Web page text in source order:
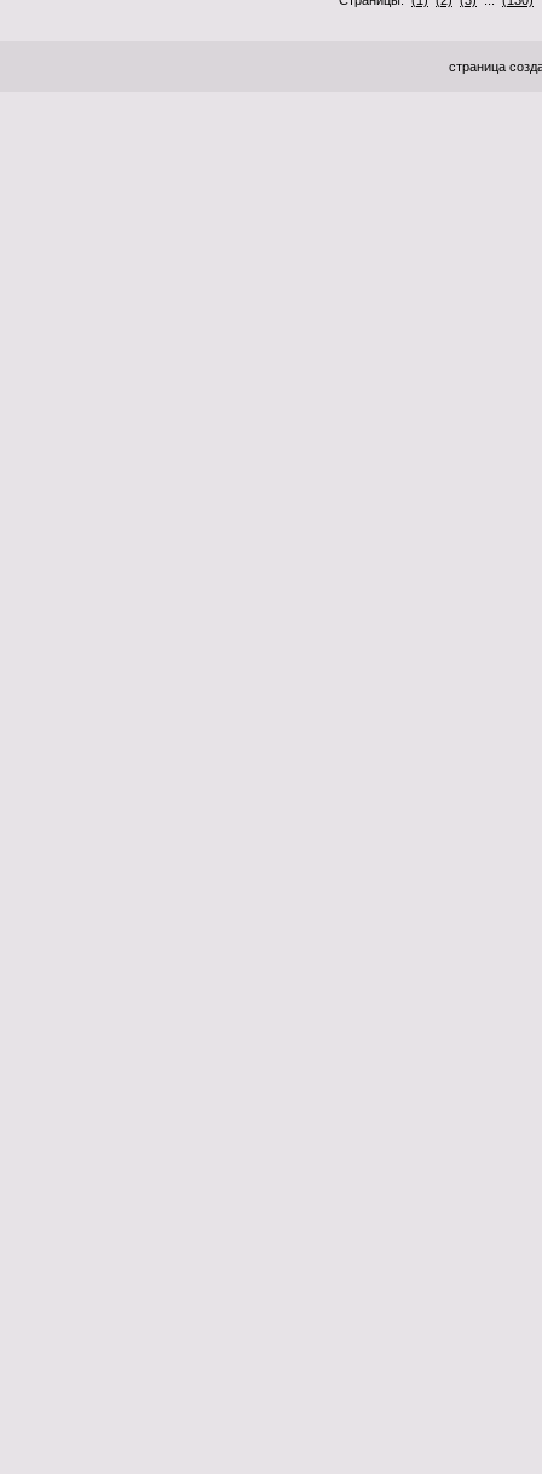
страница